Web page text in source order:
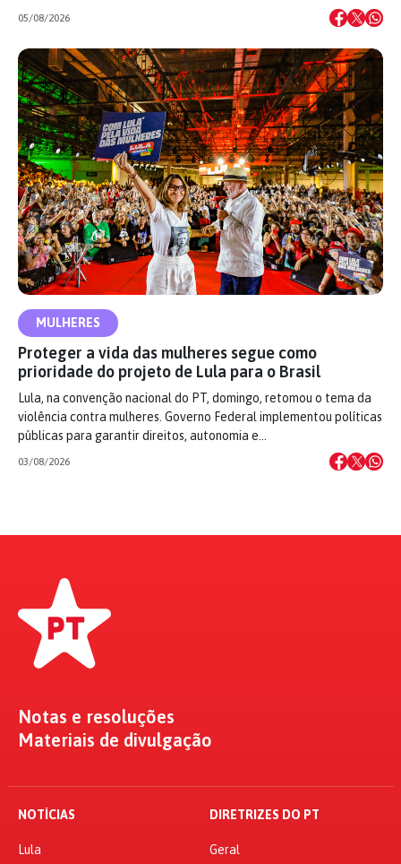
05/08/2026
MULHERES
Proteger a vida das mulheres segue como
prioridade do projeto de Lula para o Brasil
Lula, na convenção nacional do PT, domingo, retomou o tema da
violência contra mulheres. Governo Federal implementou políticas
públicas para garantir direitos, autonomia e…
03/08/2026
Notas e resoluções
Materiais de divulgação
NOTÍCIAS
Lula
DIRETRIZES DO PT
Geral